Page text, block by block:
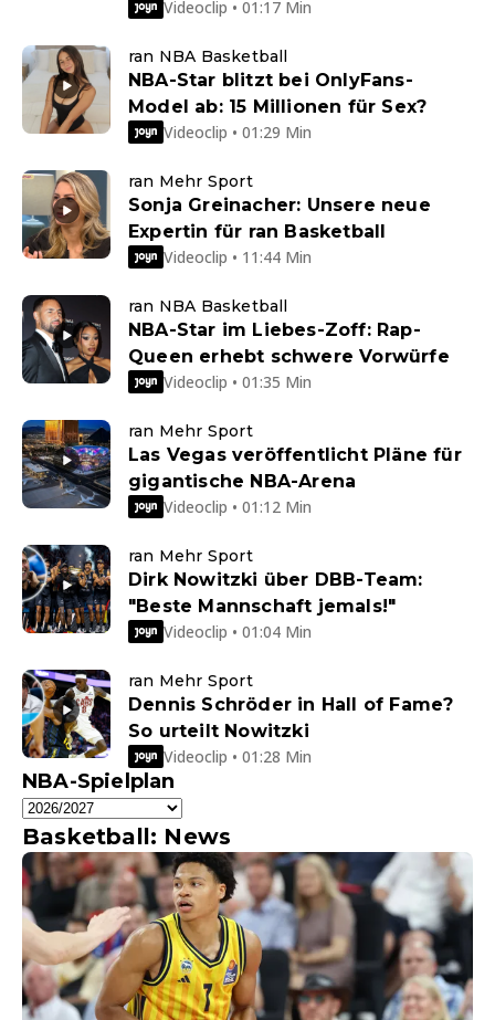
Videoclip • 01:17 Min
ran NBA Basketball
NBA-Star blitzt bei OnlyFans-
Model ab: 15 Millionen für Sex?
Videoclip • 01:29 Min
ran Mehr Sport
Sonja Greinacher: Unsere neue
Expertin für ran Basketball
Videoclip • 11:44 Min
ran NBA Basketball
NBA-Star im Liebes-Zoff: Rap-
Queen erhebt schwere Vorwürfe
Videoclip • 01:35 Min
ran Mehr Sport
Las Vegas veröffentlicht Pläne für
gigantische NBA-Arena
Videoclip • 01:12 Min
ran Mehr Sport
Dirk Nowitzki über DBB-Team:
"Beste Mannschaft jemals!"
Videoclip • 01:04 Min
ran Mehr Sport
Dennis Schröder in Hall of Fame?
So urteilt Nowitzki
Videoclip • 01:28 Min
NBA-Spielplan
Basketball: News